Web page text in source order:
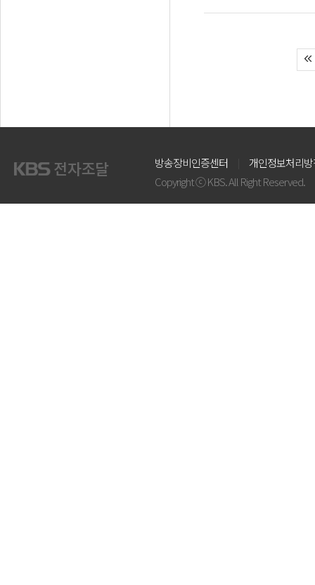
방송장비인증센터
개인정보처리
Copyright ⓒ KBS. All Right Reserved.